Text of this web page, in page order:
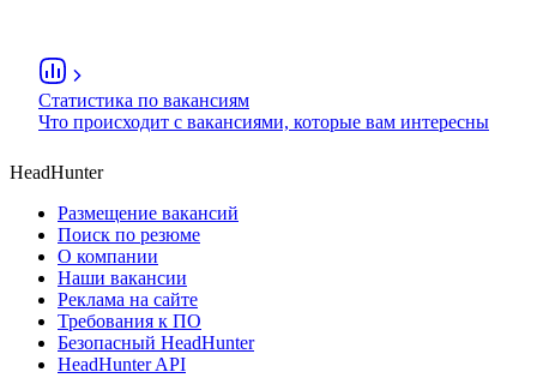
Статистика по вакансиям
Что происходит с вакансиями, которые вам интересны
HeadHunter
Размещение вакансий
Поиск по резюме
О компании
Наши вакансии
Реклама на сайте
Требования к ПО
Безопасный HeadHunter
HeadHunter API